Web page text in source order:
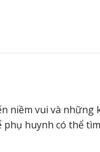
niềm vui và
huynh có thể